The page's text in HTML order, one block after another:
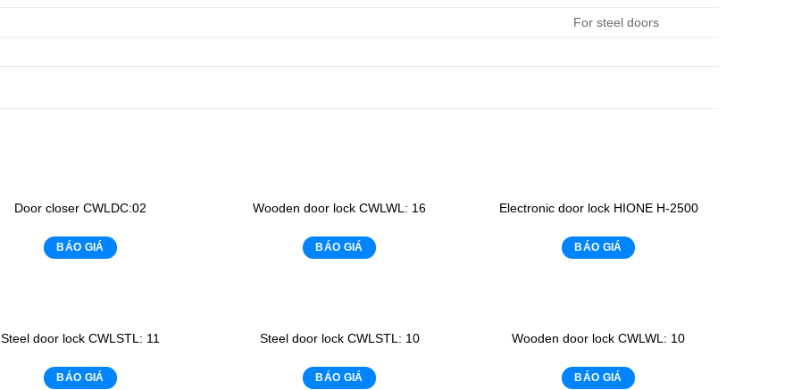
For steel doors
Door closer CWLDC:02
BÁO GIÁ
Wooden door lock CWLWL: 16
BÁO GIÁ
Electronic door lock HIONE H-2500
BÁO GIÁ
Steel door lock CWLSTL: 11
BÁO GIÁ
Steel door lock CWLSTL: 10
BÁO GIÁ
Wooden door lock CWLWL: 10
BÁO GIÁ